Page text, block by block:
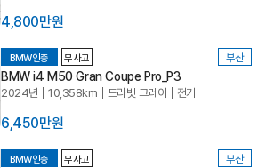
4,800만원
BMW인증 무사고 부산
BMW i4 M50 Gran Coupe Pro_P3
2024년 10,358km 드라빗 그레이 전기
6,450만원
BMW인증 무사고 부산